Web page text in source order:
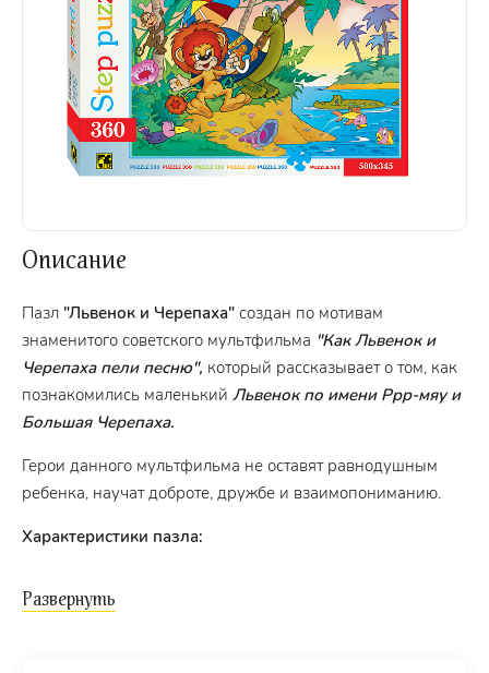
Описание
Пазл "Львенок и Черепаха" создан по мотивам
знаменитого советского мультфильма "Как Львенок и
Черепаха пели песню", который рассказывает о том, как
познакомились маленький Львенок по имени Ррр-мяу и
Большая Черепаха.
Герои данного мультфильма не оставят равнодушным
ребенка, научат доброте, дружбе и взаимопониманию.
Характеристики пазла: